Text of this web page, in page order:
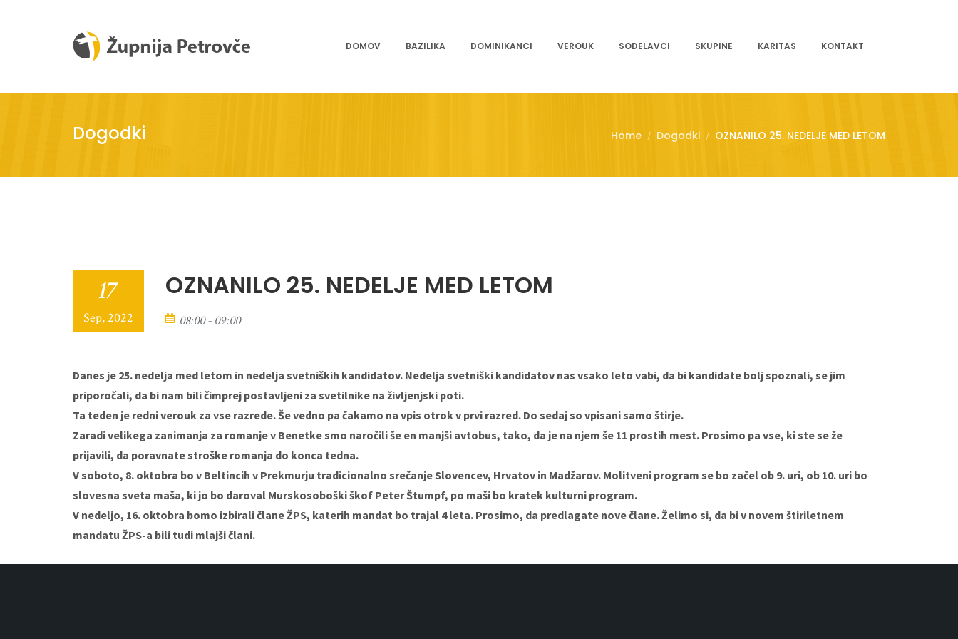
DOMOV BAZILIKA DOMINIKANCI VEROUK SODELAVCI SKUPINE KARITAS KONTAKT
Dogodki Home Dogodki OZNANILO 25. NEDELJE MED LETOM
17
Sep, 2022
OZNANILO 25. NEDELJE MED LETOM
08:00 - 09:00
Danes je 25. nedelja med letom in nedelja svetniških kandidatov. Nedelja svetniški kandidatov nas vsako leto vabi, da bi kandidate bolj spoznali, se jim
priporočali, da bi nam bili čimprej postavljeni za svetilnike na življenjski poti.
Ta teden je redni verouk za vse razrede. Še vedno pa čakamo na vpis otrok v prvi razred. Do sedaj so vpisani samo štirje.
Zaradi velikega zanimanja za romanje v Benetke smo naročili še en manjši avtobus, tako, da je na njem še 11 prostih mest. Prosimo pa vse, ki ste se že
prijavili, da poravnate stroške romanja do konca tedna.
V soboto, 8. oktobra bo v Beltincih v Prekmurju tradicionalno srečanje Slovencev, Hrvatov in Madžarov. Molitveni program se bo začel ob 9. uri, ob 10. uri bo
slovesna sveta maša, ki jo bo daroval Murskosoboški škof Peter Štumpf, po maši bo kratek kulturni program.
V nedeljo, 16. oktobra bomo izbirali člane ŽPS, katerih mandat bo trajal 4 leta. Prosimo, da predlagate nove člane. Želimo si, da bi v novem štiriletnem
mandatu ŽPS-a bili tudi mlajši člani.